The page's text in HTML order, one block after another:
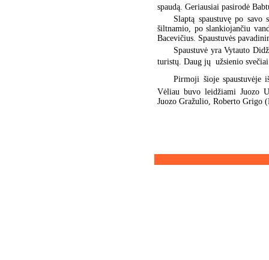
spaudą. Geriausiai pasirodė
Slaptą spaustuvę po
šiltnamio, po slankiojančiu
Bacevičius. Spaustuvės
Spaustuvė yra Vytauto
turistų. Daug jų  užsienio
Pirmoji šioje spaustuvėje
Vėliau buvo leidžiami Juozo
Juozo Gražulio, Roberto Grigo